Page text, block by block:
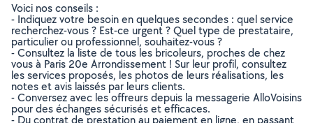
Voici nos conseils :
- Indiquez votre besoin en quelques secondes : quel service
recherchez-vous ? Est-ce urgent ? Quel type de prestataire,
particulier ou professionnel, souhaitez-vous ?
- Consultez la liste de tous les bricoleurs, proches de chez
vous à Paris 20e Arrondissement ! Sur leur profil, consultez
les services proposés, les photos de leurs réalisations, les
notes et avis laissés par leurs clients.
- Conversez avec les offreurs depuis la messagerie AlloVoisins
pour des échanges sécurisés et efficaces.
- Du contrat de prestation au paiement en ligne, en passant